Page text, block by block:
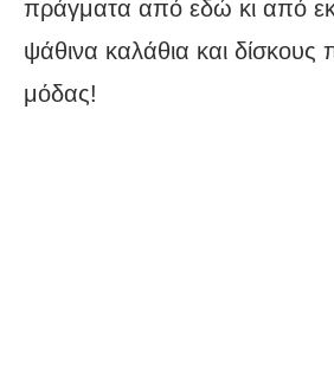
πράγματα από εδώ κι από
ψάθινα καλάθια και δίσκους
μόδας!